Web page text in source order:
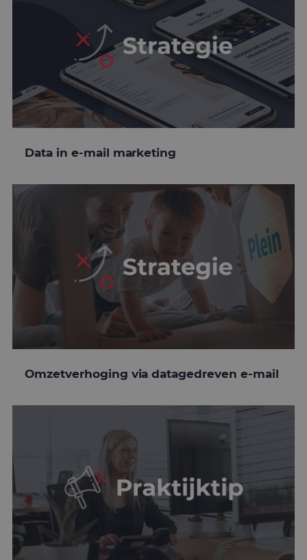
Data in e-mail marketing
Omzetverhoging via datagedreven e-mail